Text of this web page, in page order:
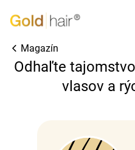
na
obsah
Magazín
Odhaľte
vlasov a
Späť
Späť
Č